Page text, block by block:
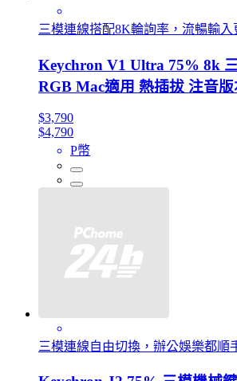
三模連線搭配8K輪詢率，流暢輸入
Keychron V1 Ultra 75% 8k
RGB Mac適用 熱插拔 注音版
$3,790
$4,790
P幣
三模連線自由切換，辦公娛樂都順